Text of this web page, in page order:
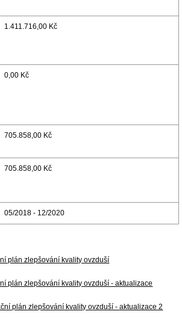
1.411.716,00 Kč
0,00 Kč
705.858,00 Kč
705.858,00 Kč
05/2018 - 12/2020
plán zlepšování kvality ovzduší
plán zlepšování kvality ovzduší - aktualizace
plán zlepšování kvality ovzduší - aktualizace 2